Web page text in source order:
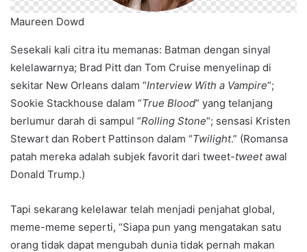
Maureen Dowd
Sesekali kali citra itu memanas: Batman dengan sinyal
kelelawarnya; Brad Pitt dan Tom Cruise menyelinap di
sekitar New Orleans dalam “Interview With a Vampire“;
Sookie Stackhouse dalam “True Blood” yang telanjang
berlumur darah di sampul “Rolling Stone“; sensasi Kristen
Stewart dan Robert Pattinson dalam “Twilight.” (Romansa
patah mereka adalah subjek favorit dari tweet-tweetawal
Donald Trump.)
Tapi sekarang kelelawar telah menjadi penjahat global,
meme-meme seperti, “Siapa pun yang mengatakan satu
orang tidak dapat mengubah dunia tidak pernah makan